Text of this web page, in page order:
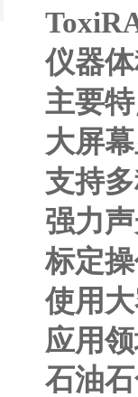
仪器
主要
大屏
支持
强力
标定
使用
应用
石油